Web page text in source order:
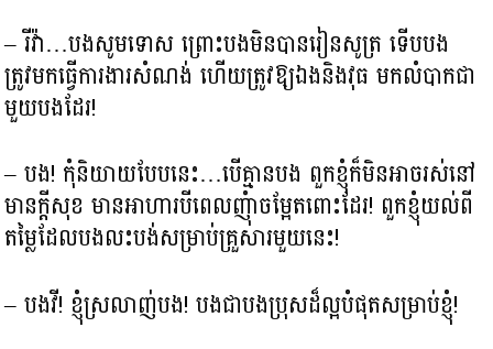
– រីវ៉ា…បងសូមទោស ព្រោះបងមិនបានរៀនសូត្រ ទើបបង
ត្រូវមកធ្វើការងារសំណង់ ហើយត្រូវឱ្យឯង​និងវុធ មកលំបាកជា
មួយបងដែរ!
– បង! កុំនិយាយបែបនេះ…បើគ្មានបង ពួកខ្ញុំក៏មិនអាចរស់នៅ
មានក្ដីសុខ មានអាហារបីពេលញុំាចម្អែតពោះដែរ! ពួកខ្ញុំយល់ពី
តម្លៃដែលបងលះបង់សម្រាប់គ្រួសារមួយនេះ!
– បងវី! ខ្ញុំស្រលាញ់បង! បងជាបងប្រុសដ៏ល្អបំផុតសម្រាប់ខ្ញុំ!